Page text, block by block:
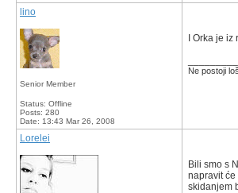
lino
Senior Member
Status: Offline
Posts: 280
Date: 13:43 Mar 26, 2008
I Orka je
Ne postoji
Lorelei
Bili smo s
napravit će
skidanjem